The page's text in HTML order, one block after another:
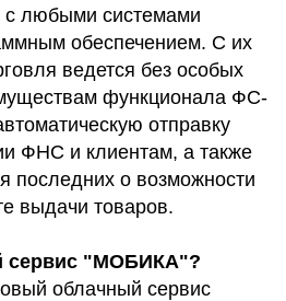
с любыми системами
обеспечением. С их
ведется без особых
функционала ФС-
отправку
ФНС и клиентам, а также
последних о возможности
выдачи товаров.
сервис "МОБИКА"?
облачный сервис